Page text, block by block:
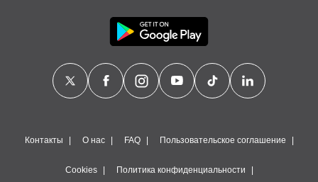
Контакты О нас FAQ Пользовательское соглашение
Cookies Политика конфиденциальности